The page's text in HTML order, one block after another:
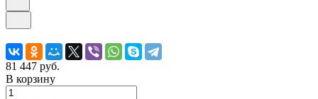
81 447 руб.
В корзину